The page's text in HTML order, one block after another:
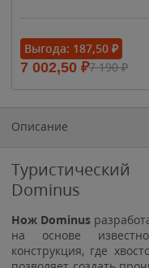
Выгода: 187,50 ₽
7 002,50 ₽7 190₽
Описание
Dominus
Нож Dominus
на основе
конструкция, где